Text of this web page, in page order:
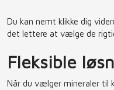
Du kan nemt klikke dig
det lettere at vælge de
Fleksible
Når du vælger mineraler til